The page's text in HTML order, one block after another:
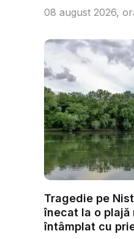
08 august 2026,
Tragedie pe
înecat la o plajă
întâmplat cu